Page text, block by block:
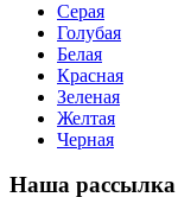
Серая
Голубая
Белая
Красная
Зеленая
Желтая
Черная
Наша рассылка